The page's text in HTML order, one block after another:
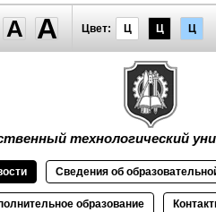
A A Цвет: Ц Ц Ц
технологический
Сведения об
образование